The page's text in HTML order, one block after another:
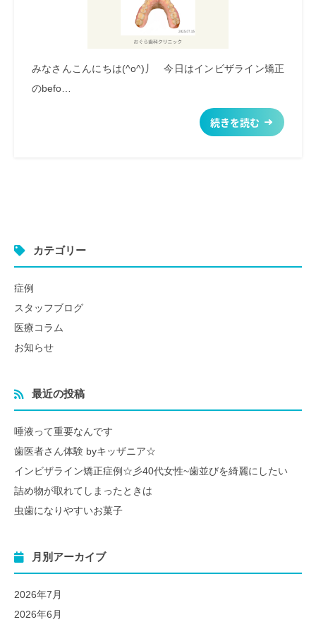
みなさんこんにちは(^o^)丿 今日はインビザライン矯正
のbefo…
続きを読む
カテゴリー
症例
スタッフブログ
医療コラム
お知らせ
最近の投稿
唾液って重要なんです
歯医者さん体験 byキッザニア☆
インビザライン矯正症例☆彡40代女性~歯並びを綺麗にしたい
詰め物が取れてしまったときは
虫歯になりやすいお菓子
月別アーカイブ
2026年7月
2026年6月